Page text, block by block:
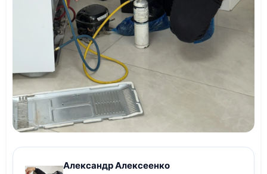
Александр Алексеенко